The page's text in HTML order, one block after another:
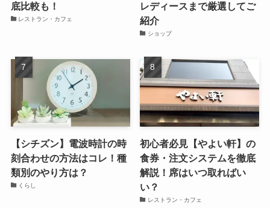
底比較も！
レストラン・カフェ
レディースまで厳選してご
紹介
ショップ
【シチズン】電波時計の時
刻合わせの方法はコレ！種
類別のやり方は？
くらし
初心者必見【やよい軒】の
食券・注文システムを徹底
解説！席はいつ取ればい
い？
レストラン・カフェ